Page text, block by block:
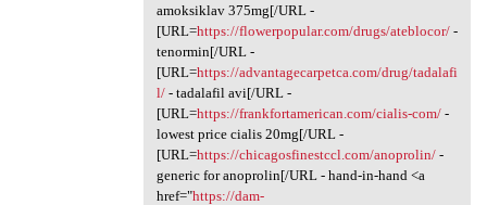
amoksiklav 375mg[/URL -
[URL=https://flowerpopular.com/drugs/ateblocor/-
tenormin[/URL -
[URL=https://advantagecarpetca.com/drug/tadalafi
l/- tadalafil avi[/URL -
[URL=https://frankfortamerican.com/cialis-com/-
lowest price cialis 20mg[/URL -
[URL=https://chicagosfinestccl.com/anoprolin/-
generic for anoprolin[/URL - hand-in-hand <a
href="https://dam-